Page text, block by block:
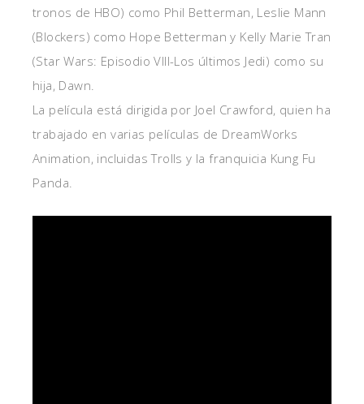
tronos de HBO) como Phil Betterman, Leslie Mann
(Blockers) como Hope Betterman y Kelly Marie Tran
(Star Wars: Episodio VIII-Los últimos Jedi) como su
hija, Dawn.
La película está dirigida por Joel Crawford, quien ha
trabajado en varias películas de DreamWorks
Animation, incluidas Trolls y la franquicia Kung Fu
Panda.